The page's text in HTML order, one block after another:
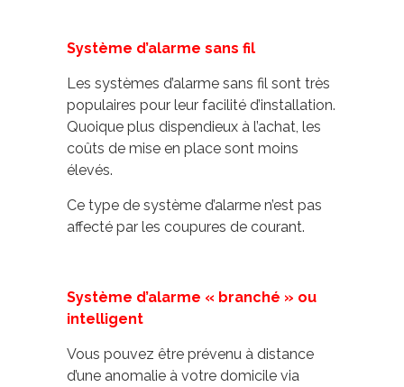
Système d’alarme sans fil
Les systèmes d’alarme sans fil sont très
populaires pour leur facilité d’installation.
Quoique plus dispendieux à l’achat, les
coûts de mise en place sont moins
élevés.
Ce type de système d’alarme n’est pas
affecté par les coupures de courant.
Système d’alarme « branché » ou
intelligent
Vous pouvez être prévenu à distance
d’une anomalie à votre domicile via